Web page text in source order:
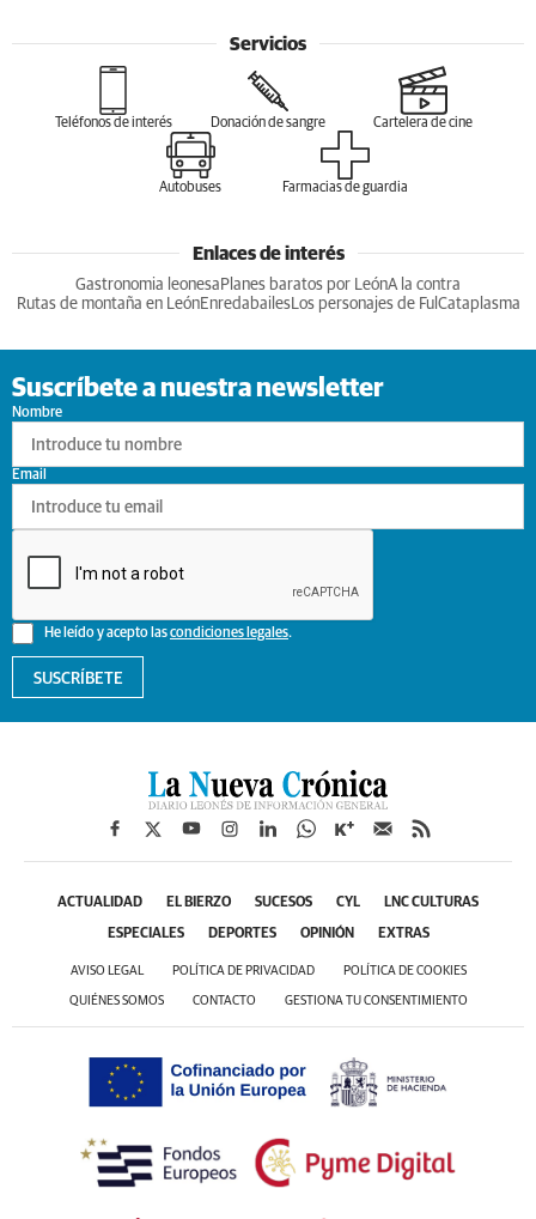
Servicios
Teléfonos de interés Donación de sangre Cartelera de cine
Autobuses Farmacias de guardia
Enlaces de interés
Gastronomia leonesa Planes baratos por LeónA la contra
Rutas de montaña en LeónEnredabailesLos personajes de Ful Cataplasma
Suscríbete a nuestra newsletter
Nombre
He leído y acepto lascondiciones legales.
Email
SUSCRÍBETE
ACTUALIDAD EL BIERZO SUCESOS CYL LNC CULTURAS
ESPECIALES DEPORTES OPINIÓN EXTRAS
AVISO LEGAL POLÍTICA DE PRIVACIDAD POLÍTICA DE COOKIES
QUIÉNES SOMOS CONTACTO GESTIONA TU CONSENTIMIENTO